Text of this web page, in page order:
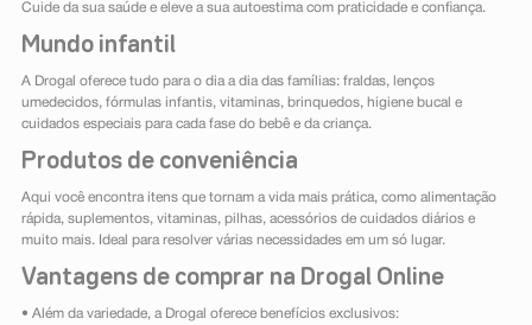
Cuide da sua saúde e eleve a sua autoestima com praticidade e confiança.
Mundo infantil
A Drogal oferece tudo para o dia a dia das famílias: fraldas, lenços
umedecidos, fórmulas infantis, vitaminas, brinquedos, higiene bucal e
cuidados especiais para cada fase do bebê e da criança.
Produtos de conveniência
Aqui você encontra itens que tornam a vida mais prática, como alimentação
rápida, suplementos, vitaminas, pilhas, acessórios de cuidados diários e
muito mais. Ideal para resolver várias necessidades em um só lugar.
Vantagens de comprar na Drogal Online
• Além da variedade, a Drogal oferece benefícios exclusivos: